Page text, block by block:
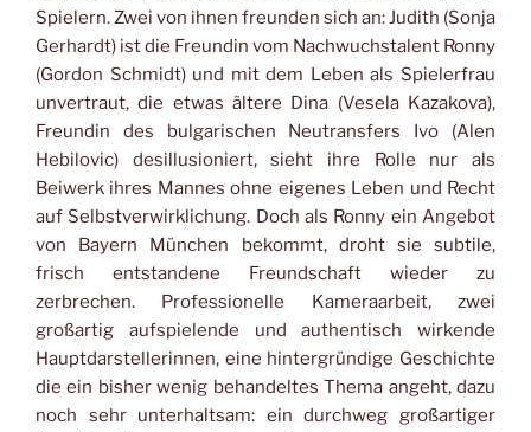
Spielern. Zwei von ihnen freunden sich an: Judith (Sonja
Gerhardt) ist die Freundin vom Nachwuchstalent Ronny
(Gordon Schmidt) und mit dem Leben als Spielerfrau
unvertraut, die etwas ältere Dina (Vesela Kazakova),
Freundin des bulgarischen Neutransfers Ivo (Alen
Hebilovic) desillusioniert, sieht ihre Rolle nur als
Beiwerk ihres Mannes ohne eigenes Leben und Recht
auf Selbstverwirklichung. Doch als Ronny ein Angebot
von Bayern München bekommt, droht sie subtile,
frisch entstandene Freundschaft wieder zu
zerbrechen. Professionelle Kameraarbeit, zwei
großartig aufspielende und authentisch wirkende
Hauptdarstellerinnen, eine hintergründige Geschichte
die ein bisher wenig behandeltes Thema angeht, dazu
noch sehr unterhaltsam: ein durchweg großartiger